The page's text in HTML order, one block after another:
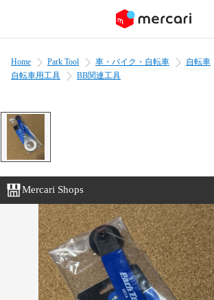
Home Park Tool 車・バイク・自転車 自転車
自転車用工具
BB関連工具
Mercari Shops